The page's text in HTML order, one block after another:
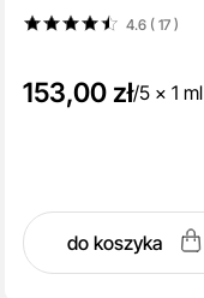
4.6 ( 17)
153,00 zł/5 x 1 ml
do koszyka